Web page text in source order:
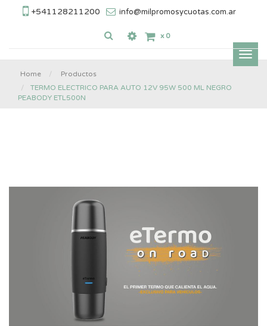
+541128211200 info@milpromosycuotas.com.ar
x 0
Home
Productos
TERMO ELECTRICO PARA AUTO 12V 95W 500 ML NEGRO
PEABODY ETL500N